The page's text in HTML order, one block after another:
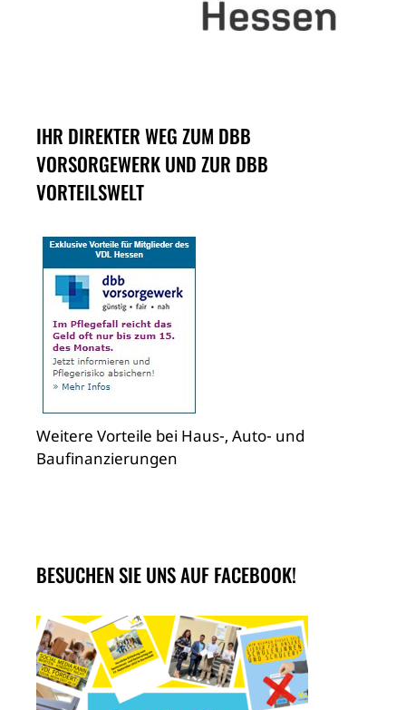
IHR DIREKTER WEG ZUM DBB
VORSORGEWERK UND ZUR DBB
VORTEILSWELT
Weitere Vorteile bei Haus-, Auto- und
Baufinanzierungen
BESUCHEN SIE UNS AUF FACEBOOK!